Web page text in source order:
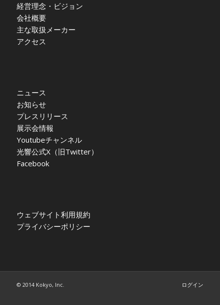
経営理念・ビジョン
会社概要
主な取扱メーカー
アクセス
ニュース
お知らせ
プレスリリース
展示会情報
Youtubeチャンネル
光響公式X（旧Twitter）
Facebook
ウェブサイト利用規約
プライバシーポリシー
© 2014 Kokyo, Inc. ログイン